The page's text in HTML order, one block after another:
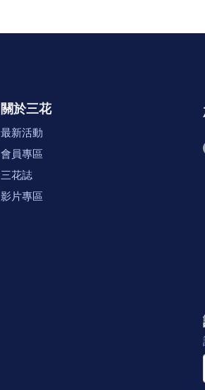
關於三花
最新活動
會員專區
三花誌
影片專區